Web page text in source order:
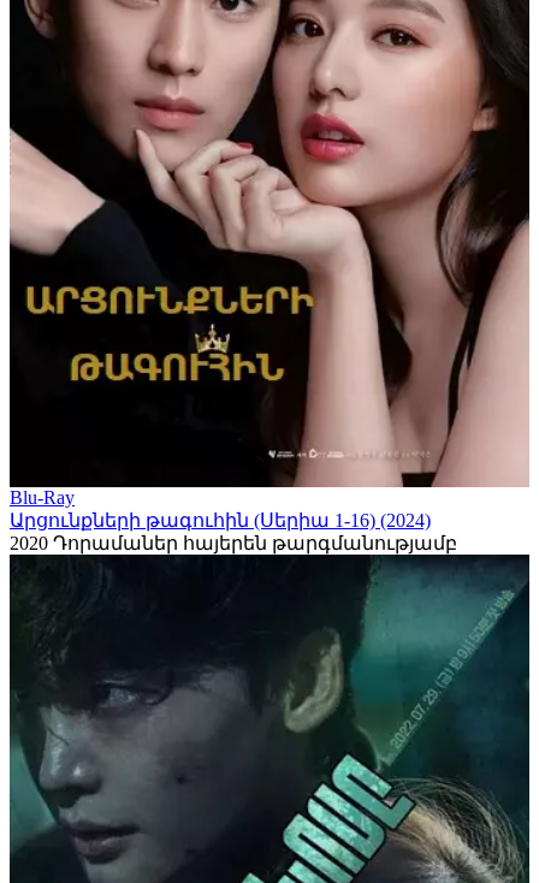
Blu-Ray
Արցունքների թագուհին (Սերիա 1-16) (2024)
2020 Դորամաներ հայերեն թարգմանությամբ